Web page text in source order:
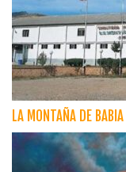
LA MONTAÑA DE BABIA